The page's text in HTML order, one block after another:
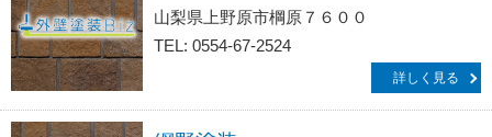
山梨県上野原市棡原７６００
TEL: 0554-67-2524
詳しく見る